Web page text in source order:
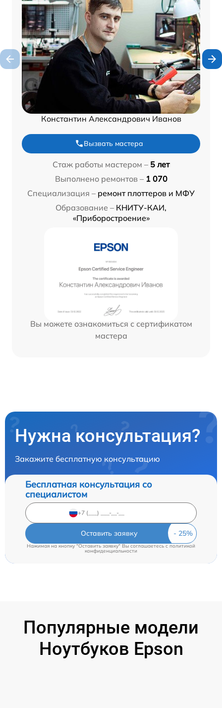
Константин Александрович Иванов
Вызвать мастера
Стаж работы мастером – 5 лет
Выполнено ремонтов – 1 070
Специализация – ремонт плоттеров и МФУ
Образование – КНИТУ-КАИ,
«Приборостроение»
Вы можете ознакомиться с сертификатом
мастера
Нужна консультация?
Закажите бесплатную консультацию
Бесплатная консультация со
специалистом
Оставить заявку
Нажимая на кнопку "Оставить заявку" Вы соглашаетесь cполитикой
конфиденциальности
Популярные модели
Ноутбуков Epson